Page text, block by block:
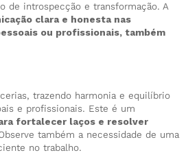
de introspecção e transformação. A
clara e honesta nas
ou profissionais, também
trazendo harmonia e equilíbrio
e profissionais. Este é um
fortalecer laços e resolver
também a necessidade de uma
no trabalho.